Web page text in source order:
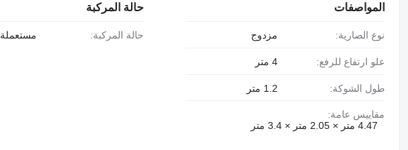
المواصفات
نوع الصارية: مزدوج
علو ارتفاع للرفع: 4 متر
طول الشوكة: 1.2 متر
مقاييس عامة:
4.47 متر × 2.05 متر × 3.4 متر
حالة المركبة
حالة المركبة: مستعملة